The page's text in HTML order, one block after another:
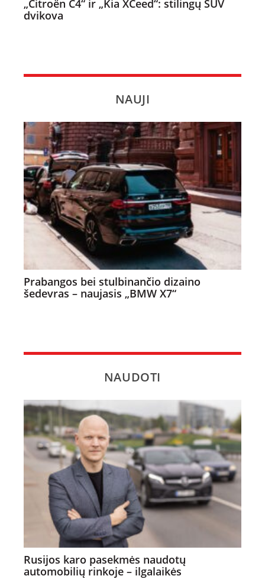
„Citroën C4“ ir „Kia XCeed“: stilingų SUV
dvikova
NAUJI
Prabangos bei stulbinančio dizaino
šedevras – naujasis „BMW X7“
NAUDOTI
Rusijos karo pasekmės naudotų
automobilių rinkoje – ilgalaikės